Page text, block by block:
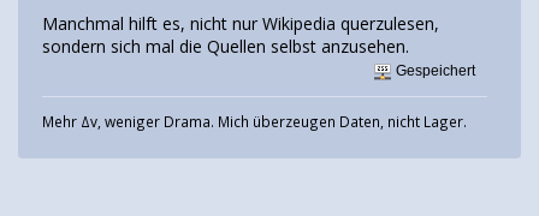
Manchmal hilft es, nicht nur Wikipedia querzulesen,
sondern sich mal die Quellen selbst anzusehen.
Gespeichert
Mehr Δv, weniger Drama. Mich überzeugen Daten, nicht Lager.